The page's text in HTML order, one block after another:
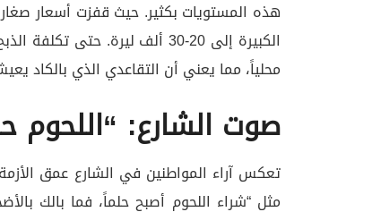
محلياً، مما يعني أن التقاعدي الذي
صوت الشارع: “اللحوم
تعكس آراء المواطنين في الشارع عمق
مثل “شراء اللحوم أصبح حلماً، فما بالك